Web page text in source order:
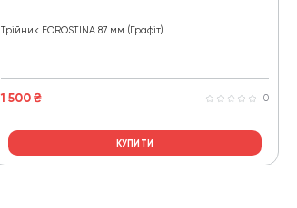
Трійник FOROSTINA 87 мм (Графіт)
1 500₴ 0
КУПИТИ